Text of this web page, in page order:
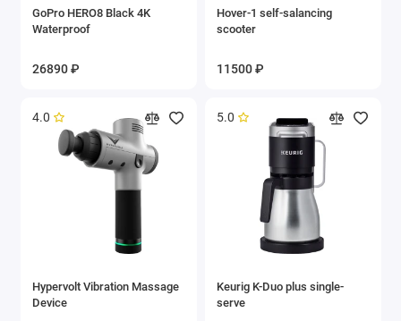
GoPro HERO8 Black 4K
Waterproof
26890 ₽
Hover-1 self-salancing
scooter
11500 ₽
4.0
Hypervolt Vibration Massage
Device
5.0
Keurig K-Duo plus single-
serve